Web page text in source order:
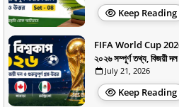
Keep Reading
FIFA World Cup
২০২৬ সম্পূর্ণ তথ্য, বিজয়ী
July 21, 2026
Keep Reading